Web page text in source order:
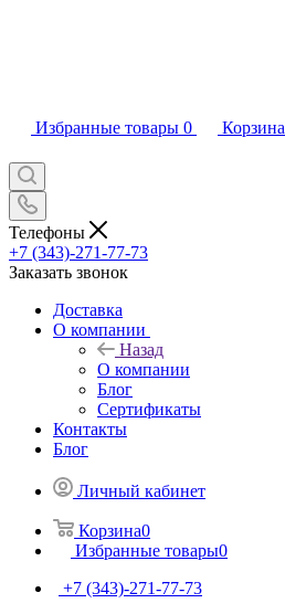
Избранные товары 0 Корзина
Телефоны
+7 (343)-271-77-73
Заказать звонок
Доставка
О компании
Назад
О компании
Блог
Сертификаты
Контакты
Блог
Личный кабинет
Корзина0
Избранные товары0
+7 (343)-271-77-73